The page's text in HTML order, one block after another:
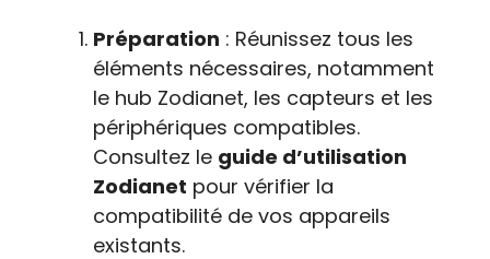
Préparation : Réunissez tous les
éléments nécessaires, notamment
le hub Zodianet, les capteurs et les
périphériques compatibles.
Consultez le guide d’utilisation
Zodianet pour vérifier la
compatibilité de vos appareils
existants.